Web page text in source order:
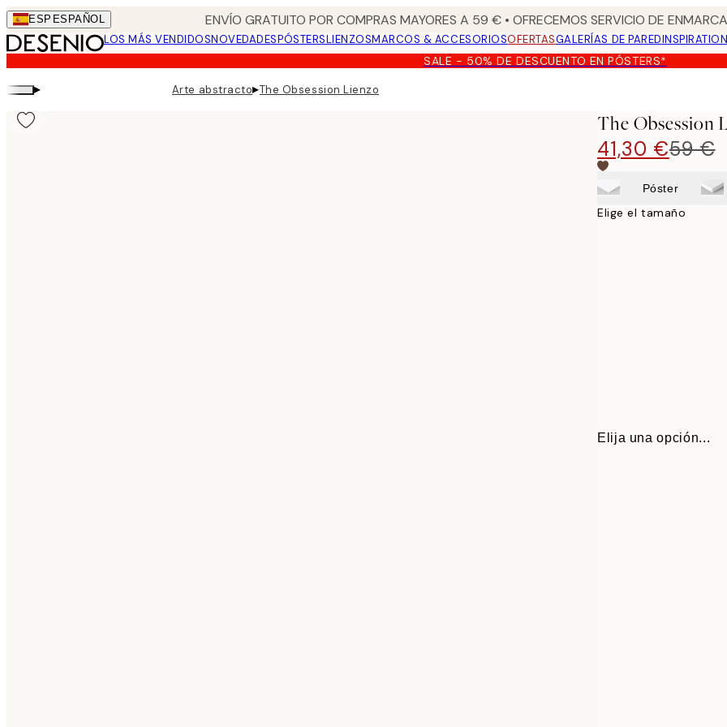
Skip
to
main
content.
ESP ESPAÑOL ENVÍO GRATUITO POR COMPRAS MAYORES A 59 € • OFRECEMOS SERVICIO DE
LOS MÁS VENDIDOSNOVEDADESPÓSTERSLIENZOSMARCOS & ACCESORIOSOFERTASGALERÍAS DE PARED
SALE - 50% DE DESCUENTO EN PÓSTERS*
▸ Arte abstracto▸The Obsession Lienzo
The Obsession
41,30 €59 €
Póster
Elige el tamaño
Elija una opción...